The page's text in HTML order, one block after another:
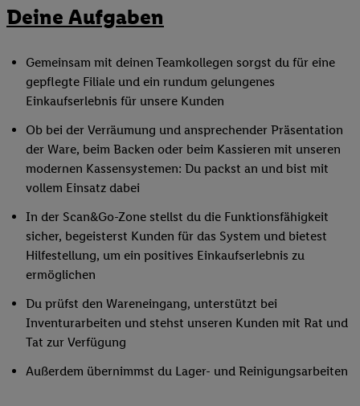
Deine Aufgaben
Gemeinsam mit deinen Teamkollegen sorgst du für eine
gepflegte Filiale und ein rundum gelungenes
Einkaufserlebnis für unsere Kunden
Ob bei der Verräumung und ansprechender Präsentation
der Ware, beim Backen oder beim Kassieren mit unseren
modernen Kassensystemen: Du packst an und bist mit
vollem Einsatz dabei
In der Scan&Go-Zone stellst du die Funktionsfähigkeit
sicher, begeisterst Kunden für das System und bietest
Hilfestellung, um ein positives Einkaufserlebnis zu
ermöglichen
Du prüfst den Wareneingang, unterstützt bei
Inventurarbeiten und stehst unseren Kunden mit Rat und
Tat zur Verfügung
Außerdem übernimmst du Lager- und Reinigungsarbeiten